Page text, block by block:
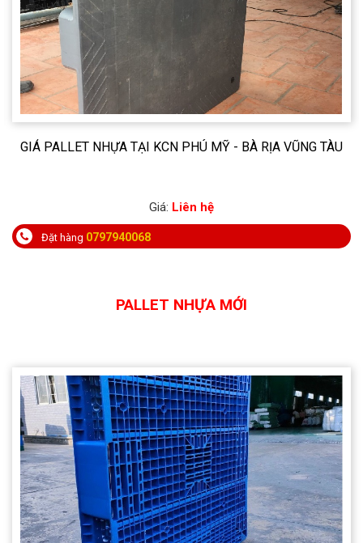
PALLET NHỰA ĐẮK NÔNG GIÁ TỐT, GIAO HÀNG NHANH
Giá: Liên hệ
Đặt hàng 0797940068
PALLET NHỰA MỚI